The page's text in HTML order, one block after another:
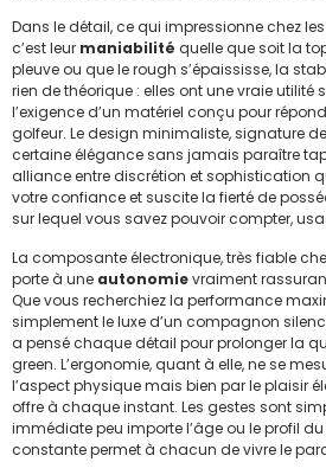
Dans le détail, ce qui impressionne chez les
c’est leur maniabilité quelle que soit la
pleuve ou que le rough s’épaississe, la
rien de théorique : elles ont une vraie utilité
l’exigence d’un matériel conçu pour
golfeur. Le design minimaliste, signature
certaine élégance sans jamais paraître
alliance entre discrétion et sophistication
votre confiance et suscite la fierté de
sur lequel vous savez pouvoir compter,
La composante électronique, très fiable chez
porte à une autonomievraiment
Que vous recherchiez la performance
simplement le luxe d’un compagnon
a pensé chaque détail pour prolonger la
green. L’ergonomie, quant à elle, ne se
l’aspect physique mais bien par le plaisir
offre à chaque instant. Les gestes sont
immédiate peu importe l’âge ou le profil
constante permet à chacun de vivre le